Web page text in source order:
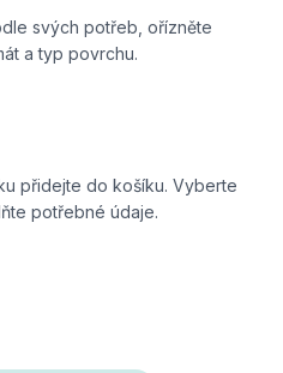
svých potřeb, ořízněte
a typ povrchu.
přidejte do košíku. Vyberte
potřebné údaje.